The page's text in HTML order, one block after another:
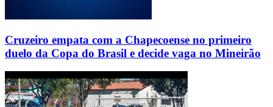
Cruzeiro empata com a Chapecoense no primeiro
duelo da Copa do Brasil e decide vaga no Mineirão